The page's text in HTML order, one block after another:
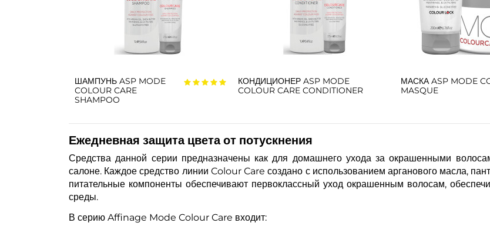
ШАМПУНЬ ASP MODE
COLOUR CARE
SHAMPOO
КОНДИЦИОНЕР ASP MODE
COLOUR CARE CONDITIONER
МАСКА ASP MODE
MASQUE
Ежедневная защита цвета от потускнения
Средства данной серии предназначены как для домашнего ухода за окрашенными
салоне. Каждое средство линии Colour Care создано с использованием арганового масла,
питательные компоненты обеспечивают первоклассный уход окрашенным волосам,
среды.
В серию Affinage Mode Colour Care входит: